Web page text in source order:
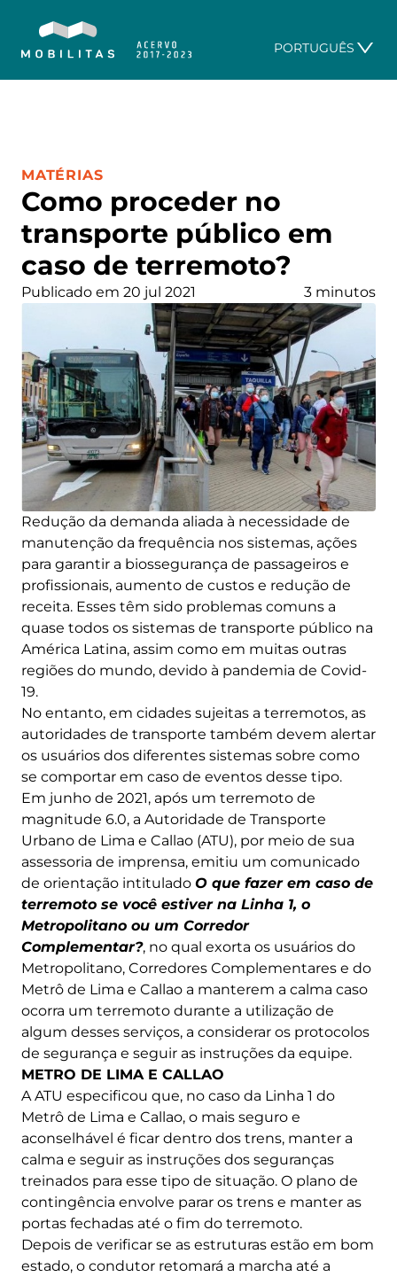
PORTUGUÊS
Como proceder no
transporte público em
caso de terremoto?
CATEGORIA:
MATÉRIAS
Publicado em 20 jul 2021 3 minutos
Redução da demanda aliada à necessidade de
manutenção da frequência nos sistemas, ações
para garantir a biossegurança de passageiros e
profissionais, aumento de custos e redução de
receita. Esses têm sido problemas comuns a
quase todos os sistemas de transporte público na
América Latina, assim como em muitas outras
regiões do mundo, devido à pandemia de Covid-
19.
No entanto, em cidades sujeitas a terremotos, as
autoridades de transporte também devem alertar
os usuários dos diferentes sistemas sobre como
se comportar em caso de eventos desse tipo.
Em junho de 2021, após um terremoto de
magnitude 6.0, a Autoridade de Transporte
Urbano de Lima e Callao (ATU), por meio de sua
assessoria de imprensa, emitiu um comunicado
de orientação intitulado O que fazer em caso de
terremoto se você estiver na Linha 1, o
Metropolitano ou um Corredor
Complementar?, no qual exorta os usuários do
Metropolitano, Corredores Complementares e do
Metrô de Lima e Callao a manterem a calma caso
ocorra um terremoto durante a utilização de
algum desses serviços, a considerar os protocolos
de segurança e seguir as instruções da equipe.
METRO DE LIMA E CALLAO
A ATU especificou que, no caso da Linha 1 do
Metrô de Lima e Callao, o mais seguro e
aconselhável é ficar dentro dos trens, manter a
calma e seguir as instruções dos seguranças
treinados para esse tipo de situação. O plano de
contingência envolve parar os trens e manter as
portas fechadas até o fim do terremoto.
Depois de verificar se as estruturas estão em bom
estado, o condutor retomará a marcha até a